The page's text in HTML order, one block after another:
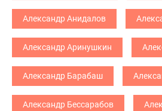
Александр Анидалов
Александр Аринушкин
Александр Барабаш
Александр Бессарабов